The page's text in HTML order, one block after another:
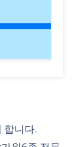
합니다.